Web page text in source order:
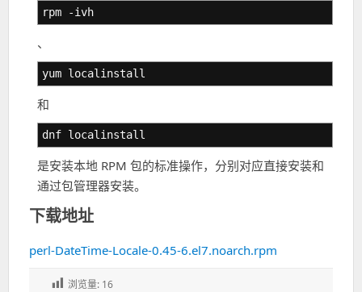
rpm -ivh
、
yum localinstall
和
dnf localinstall
是安装本地 RPM 包的标准操作，分别对应直接安装和
通过包管理器安装。
下载地址
perl-DateTime-Locale-0.45-6.el7.noarch.rpm
浏览量: 16